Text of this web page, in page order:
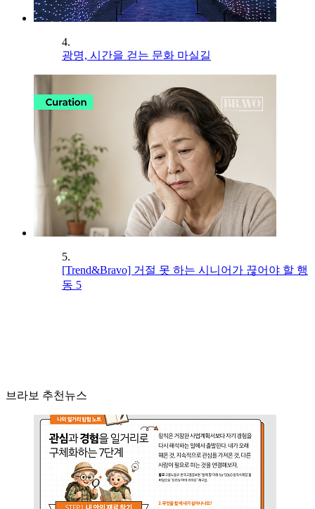
4.
광명, 시간을 걷는 문화 마실길
5.
[Trend&Bravo] 거절 못 하는 시니어가 끊어야 할 행
동 5
브라보 추천뉴스